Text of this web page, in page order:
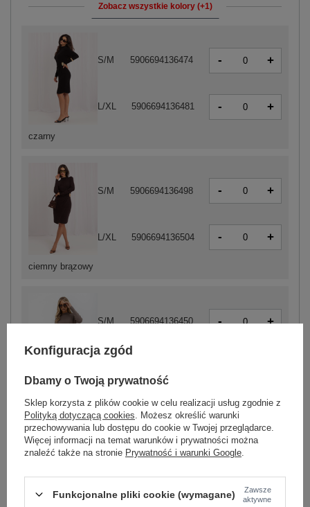
Zobacz wszystkie kolory (+1)
ciemny brązowy
S/M 5906694136498 - +
L/XL 5906694136504 - +
czarny
S/M 5906694136474 - +
L/XL 5906694136481 - +
brązowy
S/M 5906694136450 - +
Zobacz wszystkie kolory (+1)
ZALOGUJ SIĘ I ZOBACZ CENĘ
Konfiguracja zgód
Dbamy o Twoją prywatność
Sklep korzysta z plików cookie w celu realizacji usług zgodnie z
Polityką dotyczącą cookies . Możesz określić warunki
przechowywania lub dostępu do cookie w Twojej przeglądarce.
Więcej informacji na temat warunków i prywatności można
znaleźć także na stronie Prywatność i warunki Google
Funkcjonalne pliki cookie (wymagane)
Zawsze
aktywne